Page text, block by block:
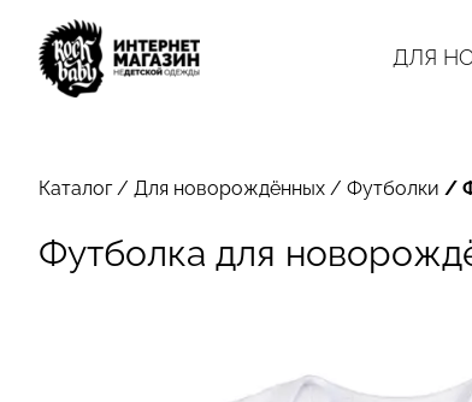
ДЛЯ
Каталог/ Для новорождённых / Футболки /
Футболка для